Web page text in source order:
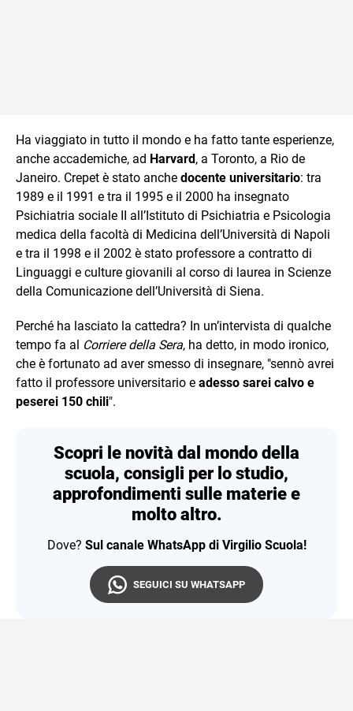
Ha viaggiato in tutto il mondo e ha fatto tante esperienze,
anche accademiche, ad Harvard, a Toronto, a Rio de
Janeiro. Crepet è stato anche docente universitario: tra
1989 e il 1991 e tra il 1995 e il 2000 ha insegnato
Psichiatria sociale II all’Istituto di Psichiatria e Psicologia
medica della facoltà di Medicina dell’Università di Napoli
e tra il 1998 e il 2002 è stato professore a contratto di
Linguaggi e culture giovanili al corso di laurea in Scienze
della Comunicazione dell’Università di Siena.
Perché ha lasciato la cattedra? In un’intervista di qualche
tempo fa al Corriere della Sera, ha detto, in modo ironico,
che è fortunato ad aver smesso di insegnare, "sennò avrei
fatto il professore universitario e adesso sarei calvo e
peserei 150 chili".
Scopri le novità dal mondo della
scuola, consigli per lo studio,
approfondimenti sulle materie e
molto altro.
Dove? Sul canale WhatsApp di Virgilio Scuola!
SEGUICI SU WHATSAPP